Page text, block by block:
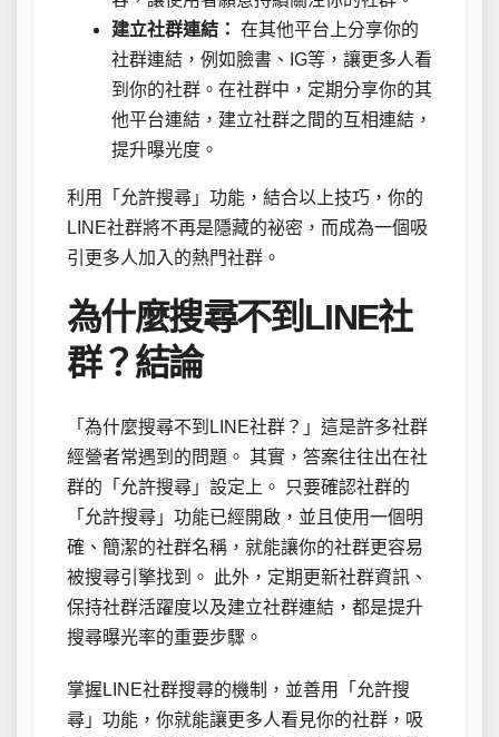
建立社群連結： 在其他平台上分享你的
社群連結，例如臉書、IG等，讓更多人看
到你的社群。在社群中，定期分享你的其
他平台連結，建立社群之間的互相連結，
提升曝光度。
利用「允許搜尋」功能，結合以上技巧，你的
LINE社群將不再是隱藏的祕密，而成為一個吸
引更多人加入的熱門社群。
為什麼搜尋不到LINE社
群？結論
「為什麼搜尋不到LINE社群？」這是許多社群
經營者常遇到的問題。 其實，答案往往出在社
群的「允許搜尋」設定上。 只要確認社群的
「允許搜尋」功能已經開啟，並且使用一個明
確、簡潔的社群名稱，就能讓你的社群更容易
被搜尋引擎找到。 此外，定期更新社群資訊、
保持社群活躍度以及建立社群連結，都是提升
搜尋曝光率的重要步驟。
掌握LINE社群搜尋的機制，並善用「允許搜
尋」功能，你就能讓更多人看見你的社群，吸